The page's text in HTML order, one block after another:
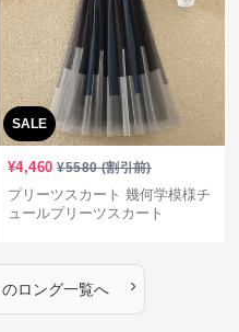
SALE
¥4,460 ¥5580(割引前)
プリーツスカート 幾何学模様チ
ュールプリーツスカート
のロング一覧へ ›